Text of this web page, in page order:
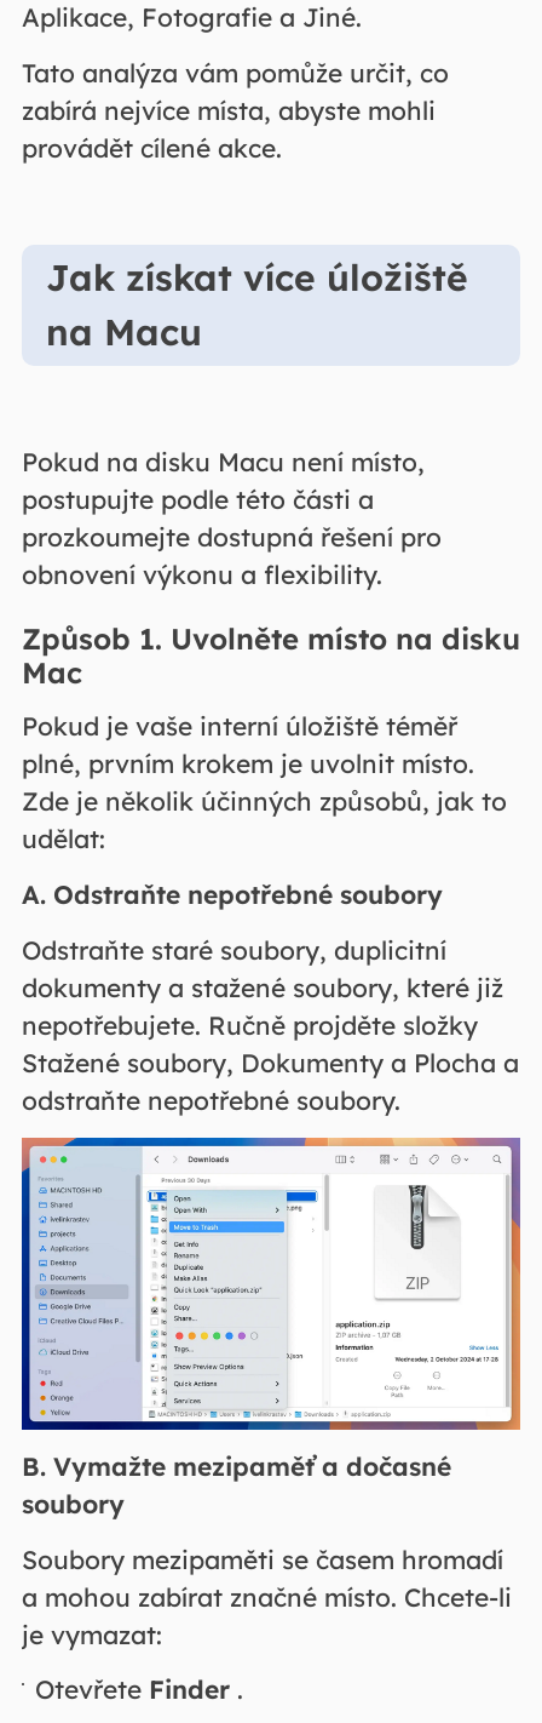
Aplikace, Fotografie a Jiné.
Tato analýza vám pomůže určit, co
zabírá nejvíce místa, abyste mohli
provádět cílené akce.
Jak získat více úložiště
na Macu
Pokud na disku Macu není místo,
postupujte podle této části a
prozkoumejte dostupná řešení pro
obnovení výkonu a flexibility.
Způsob 1. Uvolněte místo na disku
Mac
Pokud je vaše interní úložiště téměř
plné, prvním krokem je uvolnit místo.
Zde je několik účinných způsobů, jak to
udělat:
A. Odstraňte nepotřebné soubory
Odstraňte staré soubory, duplicitní
dokumenty a stažené soubory, které již
nepotřebujete. Ručně projděte složky
Stažené soubory, Dokumenty a Plocha a
odstraňte nepotřebné soubory.
B. Vymažte mezipaměť a dočasné
soubory
Soubory mezipaměti se časem hromadí
a mohou zabírat značné místo. Chcete-li
je vymazat:
Otevřete Finder .